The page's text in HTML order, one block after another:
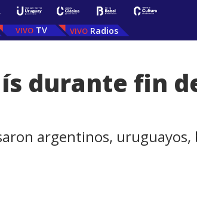
TV Radios
durante fin
argentinos, uruguayos,